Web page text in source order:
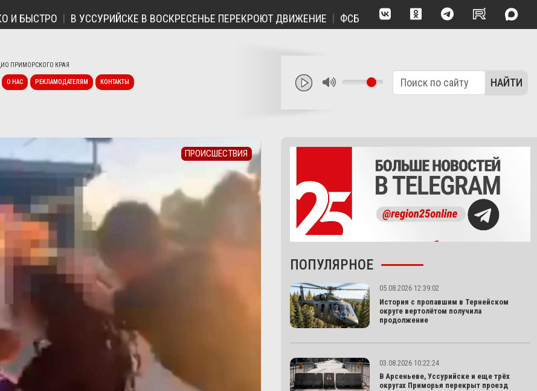
ПРИМОРСКОГО КРАЯ
О НАС РЕКЛАМОДАТЕЛЯМ КОНТАКТЫ
В УССУРИЙСКЕ В ВОСКРЕСЕНЬЕ ПЕРЕКРОЮТ ДВИЖЕНИЕ ФСБ ЗАДЕРЖАЛО ТРЁХ ПОДРОСТКОВ ИЗ
НАЙТИ
ПРОИСШЕСТВИЯ
ПОПУЛЯРНОЕ
05.08.2026 12:39:02
История с пропавшим в Тернейском
округе вертолётом получила
продолжение
03.08.2026 10:22:24
В Арсеньеве, Уссурийске и еще трёх
округах Приморья перекрыт проезд